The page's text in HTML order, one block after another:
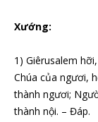
Xướng:
1) Giêrusalem
Chúa của ngươi,
thành ngươi;
thành nội. – Đáp.